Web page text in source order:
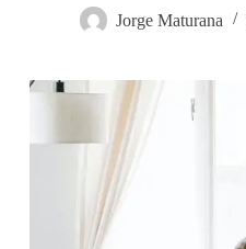
Jorge Maturana